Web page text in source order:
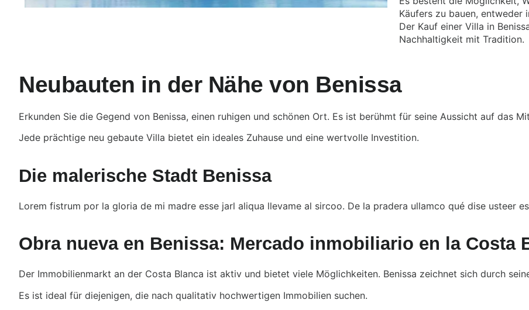
Käufers zu bauen, entweder
Der Kauf einer Villa in
Nachhaltigkeit mit Tradition.
Neubauten in der Nähe von Benissa
Erkunden Sie die Gegend von Benissa, einen ruhigen und schönen Ort. Es ist berühmt für seine Aussicht auf das
Jede prächtige neu gebaute Villa bietet ein ideales Zuhause und eine wertvolle Investition.
Die malerische Stadt Benissa
Lorem fistrum por la gloria de mi madre esse jarl aliqua llevame al sircoo. De la pradera ullamco qué dise usteer
Obra nueva en Benissa: Mercado inmobiliario en la Costa
Der Immobilienmarkt an der Costa Blanca ist aktiv und bietet viele Möglichkeiten. Benissa zeichnet sich durch
Es ist ideal für diejenigen, die nach qualitativ hochwertigen Immobilien suchen.